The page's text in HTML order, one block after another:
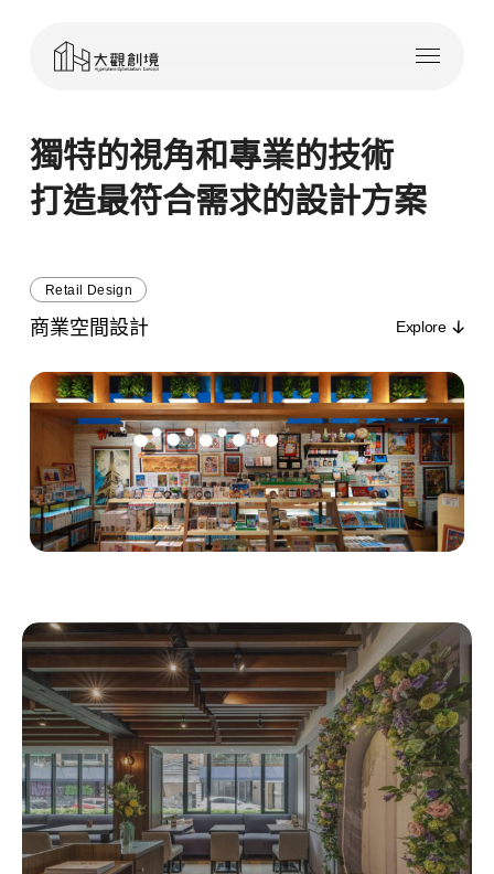
Menu
獨特的視角和專業的技術
打造最符合需求的設計方案
Retail Design
商業空間設計 Explore
日
光
寒
舍
咖
啡
洋